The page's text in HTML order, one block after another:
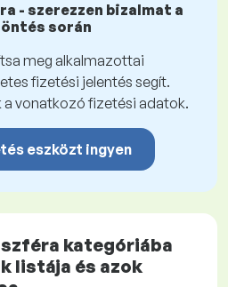
- szerezzen bizalmat a
során
meg alkalmazottai
fizetési jelentés segít.
a vonatkozó fizetési adatok.
eszközt ingyen
kategóriába
listája és azok